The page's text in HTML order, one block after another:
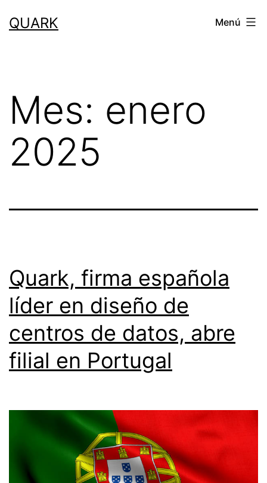
QUARK Menú
Mes: enero
2025
Quark, firma española
líder en diseño de
centros de datos, abre
filial en Portugal